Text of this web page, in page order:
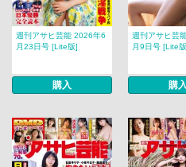
週刊アサヒ芸能 2026年6
月23日号 [Lite版]
購入
週刊アサヒ芸
月9日号 [Lite
購入